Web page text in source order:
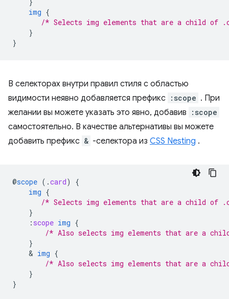
img {
/* Selects img elements that are a child of
}
}
В селекторах внутри правил стиля с областью
видимости неявно добавляется префикс :scope . При
желании вы можете указать это явно, добавив
:scope
самостоятельно. В качестве альтернативы вы можете
добавить префикс & -селектора из CSS Nesting .
@scope ( .card)
{
img {
/* Selects img elements that are a child of
}
: scope img {
/* Also selects img elements that are a
}
    &
img {
/* Also selects img elements that are a
}
}